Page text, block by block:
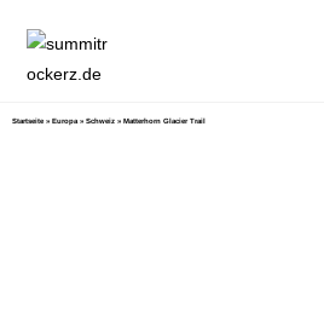
Startseite » Europa » Schweiz » Matterhorn Glacier Trail